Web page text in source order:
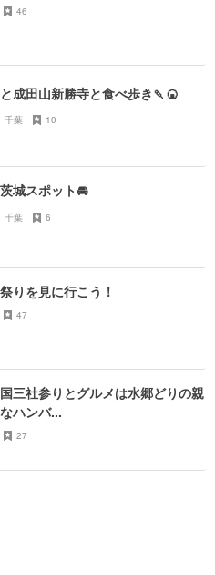
46
成田山新勝寺と食べ歩き🍡🍘
千葉 10
城スポット🚘
千葉 6
りを見に行こう！
47
三社参りとグルメは水郷どりの親
ハンバ...
27